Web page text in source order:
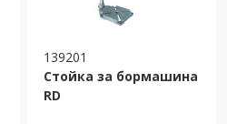
139201
Стойка за бормашина
RD